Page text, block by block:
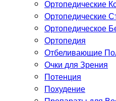
Ортопедические
Ортопедические
Ортопедическое
Ортопедия
Отбеливающие
Очки для Зрения
Потенция
Похудение